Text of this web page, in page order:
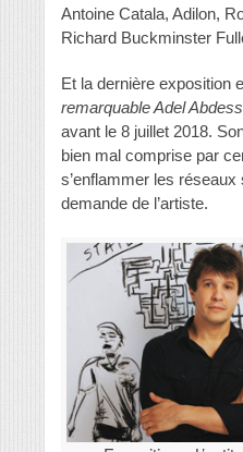
Antoine Catala, Adilon,
Richard Buckminster
Et la dernière exposition
remarquable Adel
avant le 8 juillet 2018.
bien mal comprise par
s’enflammer les
demande de l’artiste.